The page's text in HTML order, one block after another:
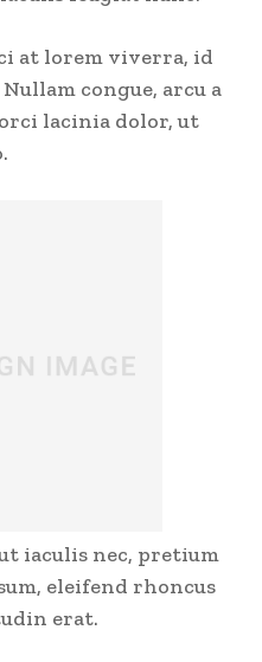
at lorem viverra, id
Nullam congue, arcu a
lacinia dolor, ut
iaculis nec, pretium
eleifend rhoncus
erat.